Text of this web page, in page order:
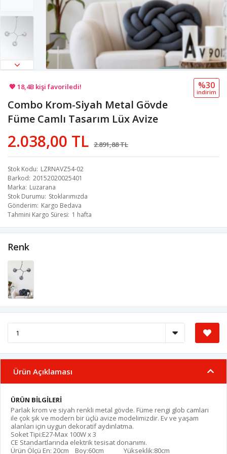
🚚 Hızlı teslimat yapılıyor!
💖 18,4B kişi favoriledi!
💸 Sepette 100 TL indirim!
Combo Krom-Siyah Metal Gövde
Füme Camlı Tasarım Lüx Avize
2.038,00 TL 2.891,88 TL
%30
i̇ndi̇ri̇m
Stok Kodu LZRNAVZ54-02
Barkod 20152020025401
Marka Luzarana
Stok Durumu Stoklarımızda
Gönderim Kargo Bedava
Tahmini Kargo Süresi 1 hafta
Renk
Ürün Açıklaması
ÜRÜN BİLGİLERİ
Parlak krom ve siyah renkli metal gövde. Füme rengi glob camları
ile çok şık ve modern bir üçlü avize modelimizdir. Ev ve yaşam
alanları için uygun dekoratif aydınlatma.
Soket Tipi:E27-Max 100W x 3
CE Standartlarında elektrik tesisat donanımı.
Ürün Ölçü En: 20cm Boy:60cm Yükseklik:80cm